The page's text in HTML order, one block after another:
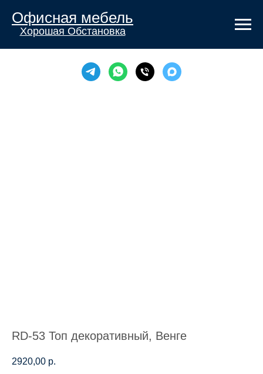
Офисная мебель
Хорошая Обстановка
RD-53 Топ декоративный, Венге
2920,00 р.